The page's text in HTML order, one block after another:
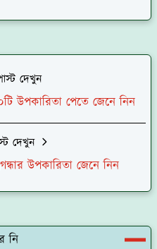
দেখুন
উপকারিতা পেতে জেনে নিন
দেখুন
উপকারিতা জেনে নিন
নি